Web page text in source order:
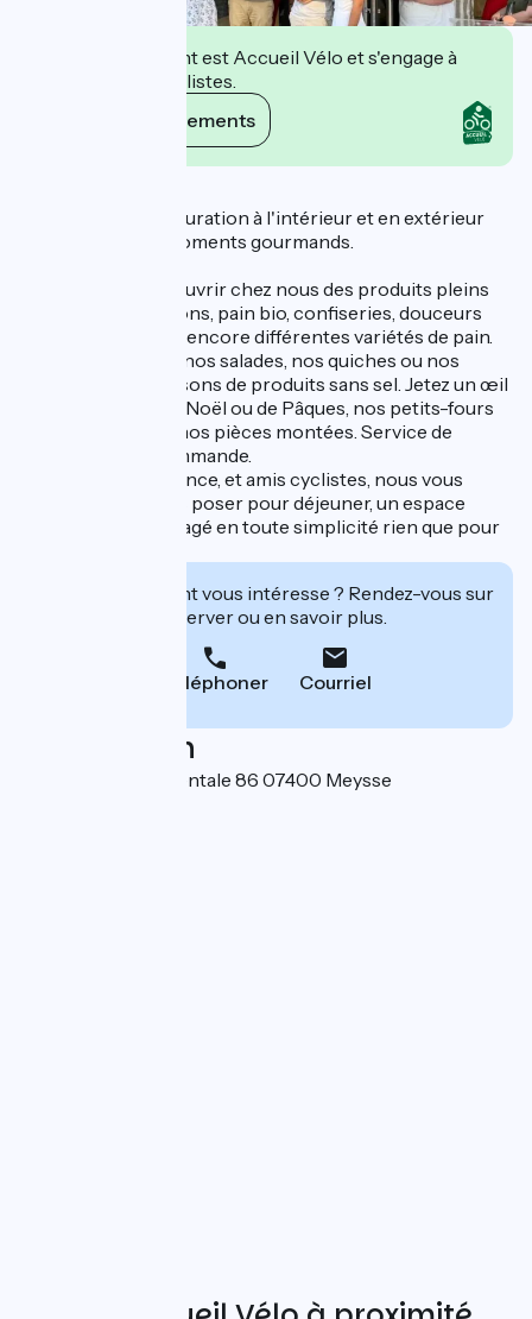
Cet établissement est Accueil Vélo et s'engage à
accueillir des cyclistes.
Voir ses engagements
Un espace de restauration à l'intérieur et en extérieur
pour profiter de moments gourmands.
Vous pourrez découvrir chez nous des produits pleins
de saveurs : macarons, pain bio, confiseries, douceurs
(crêpes, glaces) ou encore différentes variétés de pain.
Régalez-vous avec nos salades, nos quiches ou nos
pizzas. Nous disposons de produits sans sel. Jetez un œil
à nos chocolats de Noël ou de Pâques, nos petits-fours
salés ou sucrés et nos pièces montées. Service de
pâtisseries sur commande.
Clientèle en itinérance, et amis cyclistes, nous vous
proposons de vous poser pour déjeuner, un espace
ombragé est aménagé en toute simplicité rien que pour
Cet établissement vous intéresse ? Rendez-vous sur
leur site pour réserver ou en savoir plus.
Téléphoner Courriel
Localisation
7 Route départementale 86 07400 Meysse